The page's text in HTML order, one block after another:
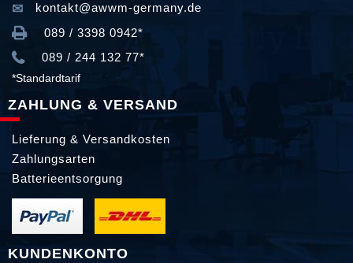
kontakt@awwm-germany.de
089 / 3398 0942*
089 / 244 132 77*
*Standardtarif
ZAHLUNG & VERSAND
Lieferung & Versandkosten
Zahlungsarten
Batterieentsorgung
KUNDENKONTO